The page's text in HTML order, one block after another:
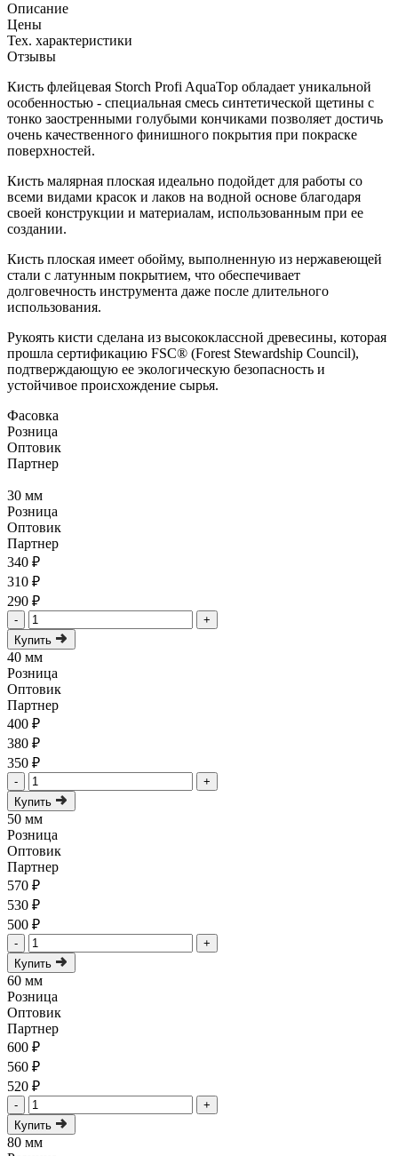
Описание
Цены
Тех. характеристики
Отзывы
Кисть флейцевая Storch Profi AquaTop обладает уникальной
особенностью - специальная смесь синтетической щетины с
тонко заостренными голубыми кончиками позволяет достичь
очень качественного финишного покрытия при покраске
поверхностей.
Кисть малярная плоская идеально подойдет для работы со
всеми видами красок и лаков на водной основе благодаря
своей конструкции и материалам, использованным при ее
создании.
Кисть плоская имеет обойму, выполненную из нержавеющей
стали с латунным покрытием, что обеспечивает
долговечность инструмента даже после длительного
использования.
Рукоять кисти сделана из высококлассной древесины, которая
прошла сертификацию FSC® (Forest Stewardship Council),
подтверждающую ее экологическую безопасность и
устойчивое происхождение сырья.
Фасовка
Розница
Оптовик
Партнер
30 мм
Розница
Оптовик
Партнер
340 ₽
310 ₽
290 ₽
-
+
Купить
40 мм
Розница
Оптовик
Партнер
400 ₽
380 ₽
350 ₽
-
+
Купить
50 мм
Розница
Оптовик
Партнер
570 ₽
530 ₽
500 ₽
-
+
Купить
60 мм
Розница
Оптовик
Партнер
600 ₽
560 ₽
520 ₽
-
+
Купить
80 мм